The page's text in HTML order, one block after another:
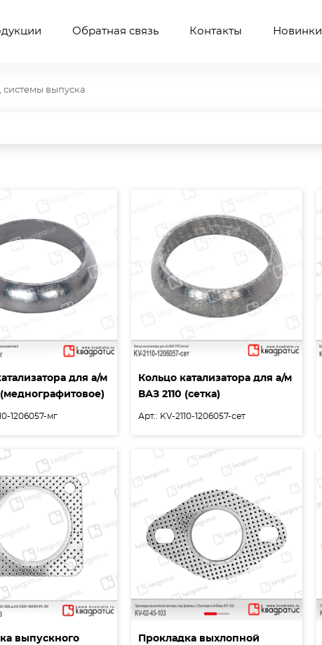
Обратная связь Контакты Новинки
выпуска
для а/м
(меднографитовое)
1206057-мг
Кольцо катализатора для а/м
ВАЗ 2110 (сетка)
Арт.: KV-2110-1206057-сет
выпускного
Прокладка выхлопной